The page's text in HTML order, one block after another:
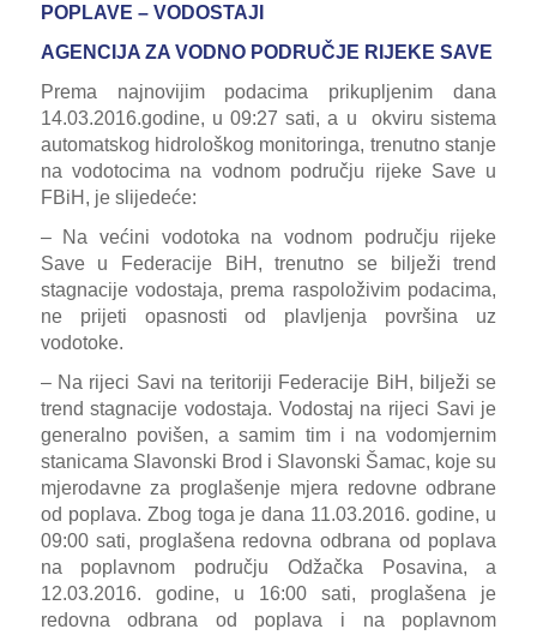
POPLAVE – VODOSTAJI
AGENCIJA ZA VODNO PODRUČJE RIJEKE SAVE
Prema najnovijim podacima prikupljenim dana
14.03.2016.godine, u 09:27 sati, a u okviru sistema
automatskog hidrološkog monitoringa, trenutno stanje
na vodotocima na vodnom području rijeke Save u
FBiH, je slijedeće:
– Na većini vodotoka na vodnom području rijeke
Save u Federacije BiH, trenutno se bilježi trend
stagnacije vodostaja, prema raspoloživim podacima,
ne prijeti opasnosti od plavljenja površina uz
vodotoke.
– Na rijeci Savi na teritoriji Federacije BiH, bilježi se
trend stagnacije vodostaja. Vodostaj na rijeci Savi je
generalno povišen, a samim tim i na vodomjernim
stanicama Slavonski Brod i Slavonski Šamac, koje su
mjerodavne za proglašenje mjera redovne odbrane
od poplava. Zbog toga je dana 11.03.2016. godine, u
09:00 sati, proglašena redovna odbrana od poplava
na poplavnom području Odžačka Posavina, a
12.03.2016. godine, u 16:00 sati, proglašena je
redovna odbrana od poplava i na poplavnom